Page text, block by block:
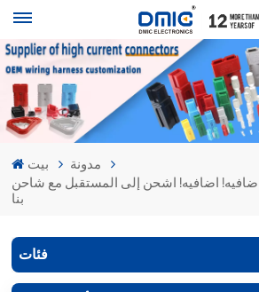
بيت
مدونة
اضافيه! اضافيه! اشحن إلى المستقبل مع شاحن EV المخصص الخاص
بنا
فئات